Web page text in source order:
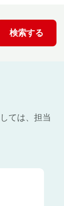
ては、担当